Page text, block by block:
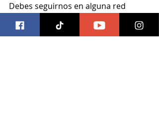
Debes seguirnos en alguna red
Instagram) para poder participar